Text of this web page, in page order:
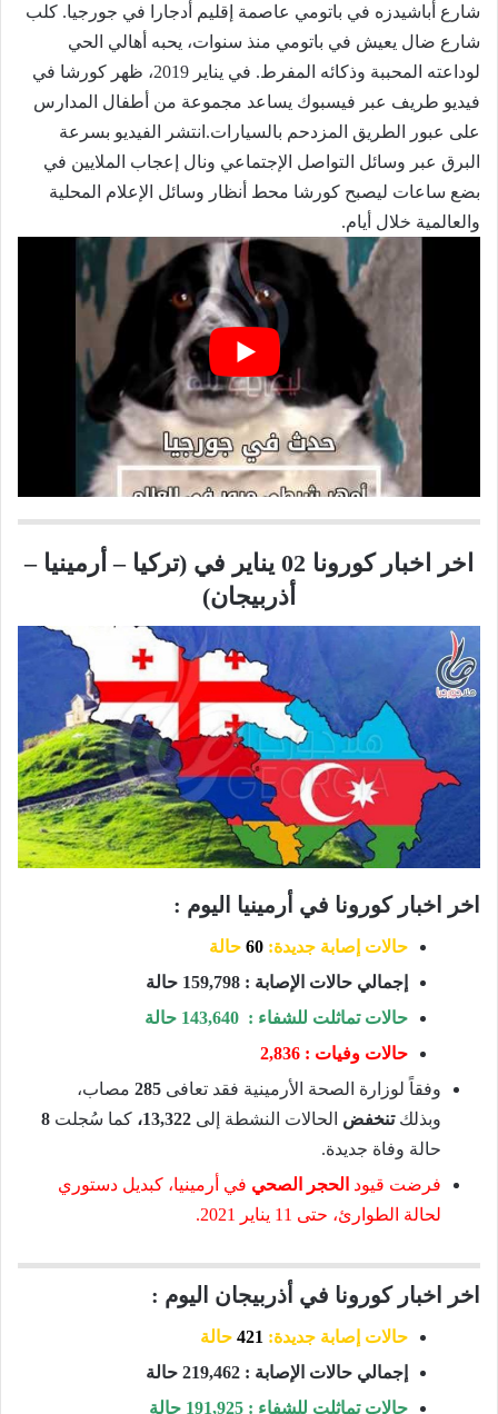
شارع أباشيدزه في باتومي عاصمة إقليم أدجارا في جورجيا. كلب
شارع ضال يعيش في باتومي منذ سنوات، يحبه أهالي الحي
لوداعته المحببة وذكائه المفرط. في يناير 2019، ظهر
كورشا في
فيديو طريف عبر فيسبوك يساعد مجموعة من أطفال المدارس
على عبور الطريق المزدحم بالسيارات.انتشر الفيديو بسرعة
البرق عبر وسائل التواصل الإجتماعي ونال إعجاب الملايين في
بضع ساعات ليصبح كورشا محط أنظار وسائل الإعلام المحلية
والعالمية خلال أيام.
اخر اخبار كورونا 02 يناير في (تركيا – أرمينيا –
أذربيجان)
اخر اخبار كورونا في أرمينيا اليوم :
حالات إصابة جديدة: 60 حالة
إجمالي حالات الإصابة : 159,798 حالة
حالات تماثلت للشفاء : 143,640 حالة
حالات وفيات : 2,836
وفقاً لوزارة الصحة الأرمينية فقد تعافى 285 مصاب،
وبذلكتنخفض الحالات النشطة إلى 13,322، كما سُجلت 8
حالة وفاة جديدة.
فرضت قيود الحجر الصحي في أرمينيا، كبديل دستوري
لحالة الطوارئ، حتى 11 يناير 2021.
اخر اخبار كورونا في أذربيجان اليوم :
حالات إصابة جديدة: 421 حالة
إجمالي حالات الإصابة : 219,462 حالة
حالات تماثلت للشفاء : 191,925 حالة